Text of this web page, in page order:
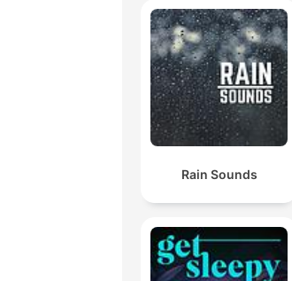
Rain Sounds